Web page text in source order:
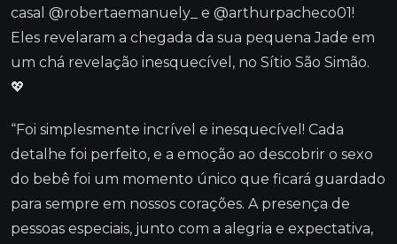
casal @robertaemanuely_ e @arthurpacheco01!
Eles revelaram a chegada da sua pequena Jade em
um chá revelação inesquecível, no Sítio São Simão.
💖
“Foi simplesmente incrível e inesquecível! Cada
detalhe foi perfeito, e a emoção ao descobrir o sexo
do bebê foi um momento único que ficará guardado
para sempre em nossos corações. A presença de
pessoas especiais, junto com a alegria e expectativa,